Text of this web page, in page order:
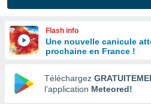
en
Flash info
Une nouvelle canicule
prochaine en France !
Téléchargez
l’application Meteored!